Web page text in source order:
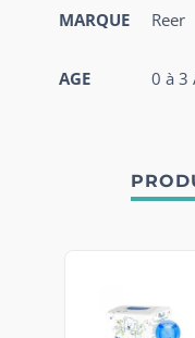
MARQUE Reer
AGE 0 à 3